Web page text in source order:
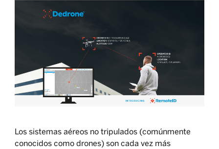
Los sistemas aéreos no tripulados (comúnmente
conocidos como drones) son cada vez más